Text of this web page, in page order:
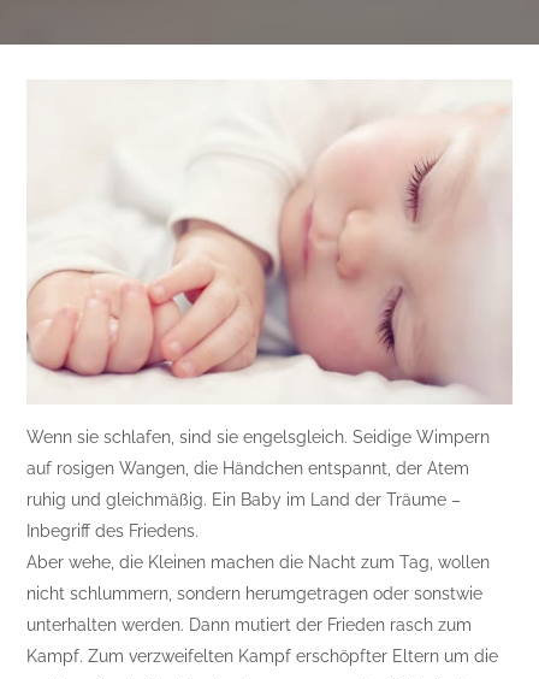
Wenn sie schlafen, sind sie engelsgleich. Seidige Wimpern
auf rosigen Wangen, die Händchen entspannt, der Atem
ruhig und gleichmäßig. Ein Baby im Land der Träume –
Inbegriff des Friedens.
Aber wehe, die Kleinen machen die Nacht zum Tag, wollen
nicht schlummern, sondern herumgetragen oder sonstwie
unterhalten werden. Dann mutiert der Frieden rasch zum
Kampf. Zum verzweifelten Kampf erschöpfter Eltern um die